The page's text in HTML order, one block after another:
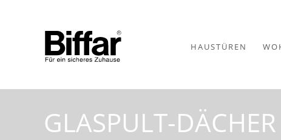
HAUSTÜREN
GLASPULT-DÄCHER